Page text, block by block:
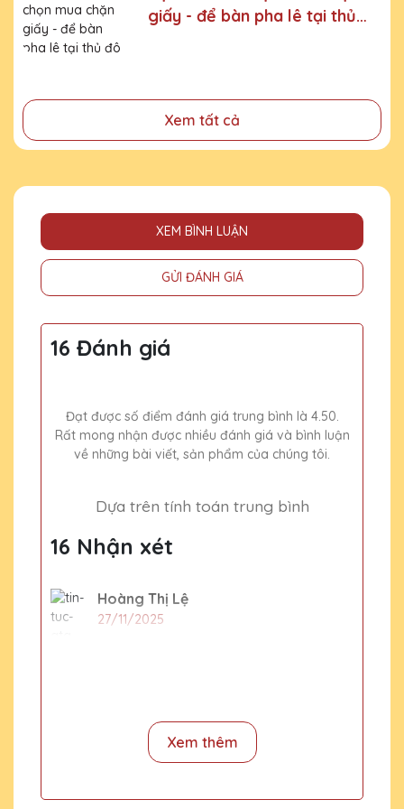
- Tri ân, thay lời cảm ơn gửi đến những cá nhân, tổ chức
đã cống hiến, đóng góp cho doanh nghiệp, cho cộng
đồng
giấy - để bàn pha lê tại thủ
Xem tất cả
XEM BÌNH LUẬN
GỬI ĐÁNH GIÁ
16 Đánh giá
Đạt được số điểm đánh giá trung bình là 4.50.
Rất mong nhận được nhiều đánh giá và bình luận
về những bài viết, sản phẩm của chúng tôi.
Dựa trên tính toán trung bình
16 Nhận xét
Hoàng Thị Lệ
27/11/2025
Trần Thị Bích
Xem thêm